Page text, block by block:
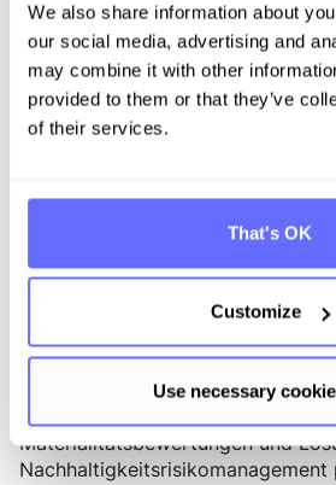
We also share information about
our social media, advertising and
may combine it with other
provided to them or that they’ve
of their services.
That's OK
Customize
Use necessary
Ausblick auf die
Künstlicher Intelligenz
Investitionen untermauert. Laut
Reuters Events’ Sustainability
Datenanalyse-Lösungen,
Emissionsbilanzierung sowie
und -prüfungen die führenden
12 Monate waren. Die Befragten
an, dass sie häufiger Investitionen
Datenverwaltungsplattformen, KI
Materialitätsbewertungen und
Nachhaltigkeitsrisikomanagement